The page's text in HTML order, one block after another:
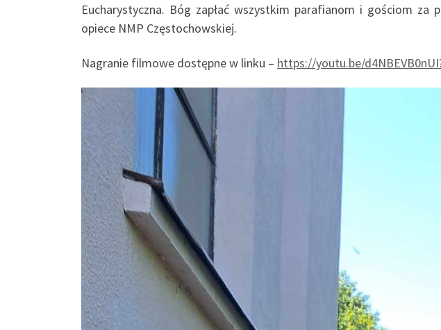
Eucharystyczna. Bóg zapłać wszystkim parafianom i gościom
opiece NMP Częstochowskiej.
Nagranie filmowe dostępne w linku – https://youtu.be/